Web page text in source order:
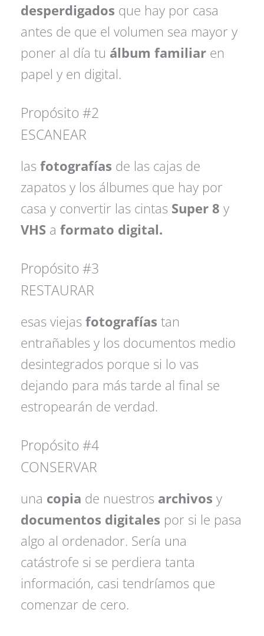
desperdigados que hay por casa
antes de que el volumen sea mayor y
poner al día tu álbum familiar en
papel y en digital.
Propósito #2
ESCANEAR
lasfotografías de las cajas de
zapatos y los álbumes que hay por
casa y convertir las cintas Super 8 y
VHS aformato digital.
Propósito #3
RESTAURAR
esas viejasfotografías tan
entrañables y los documentos medio
desintegrados porque si lo vas
dejando para más tarde al final se
estropearán de verdad.
Propósito #4
CONSERVAR
una copia de nuestros archivos y
documentos digitales por si le pasa
algo al ordenador. Sería una
catástrofe si se perdiera tanta
información, casi tendríamos que
comenzar de cero.